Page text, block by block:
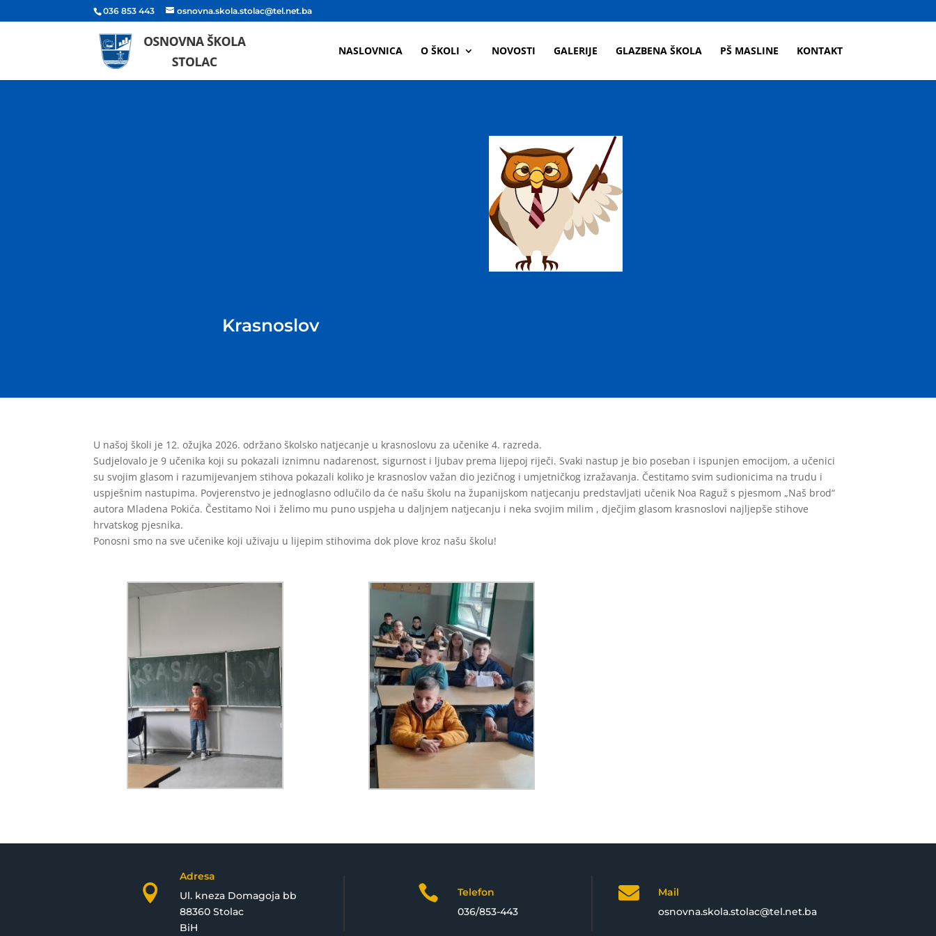
036 853 443 osnovna.skola.stolac@tel.net.ba
NASLOVNICA O ŠKOLI NOVOSTI GALERIJE GLAZBENA ŠKOLA PŠ MASLINE KONTAKT
Krasnoslov
U našoj školi je 12. ožujka 2026. održano školsko natjecanje u krasnoslovu za učenike 4. razreda.
Sudjelovalo je 9 učenika koji su pokazali iznimnu nadarenost, sigurnost i ljubav prema lijepoj riječi. Svaki nastup je bio poseban i ispunjen emocijom, a učenici
su svojim glasom i razumijevanjem stihova pokazali koliko je krasnoslov važan dio jezičnog i umjetničkog izražavanja. Čestitamo svim sudionicima na trudu i
uspješnim nastupima. Povjerenstvo je jednoglasno odlučilo da će našu školu na županijskom natjecanju predstavljati učenik Noa Raguž s pjesmom „Naš brod“
autora Mladena Pokića. Čestitamo Noi i želimo mu puno uspjeha u daljnjem natjecanju i neka svojim milim , dječjim glasom krasnoslovi najljepše stihove
hrvatskog pjesnika.
Ponosni smo na sve učenike koji uživaju u lijepim stihovima dok plove kroz našu školu!

Adresa
Ul. kneza Domagoja bb
88360 Stolac
BiH

Telefon
036/853-443

Mail
osnovna.skola.stolac@tel.net.ba